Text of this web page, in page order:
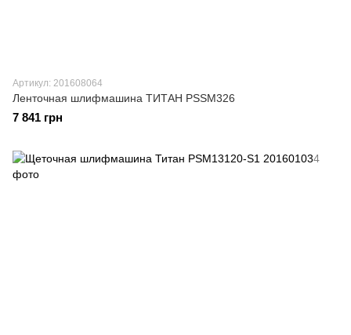
Артикул: 201608064
Ленточная шлифмашина ТИТАН PSSM326
7 841 грн